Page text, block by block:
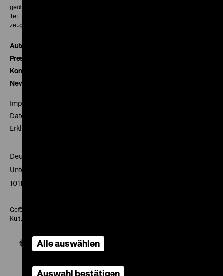
geöffnet 30 Minuten vor Beginn der ersten Vorstellung
Tel. + 49 30 20304-770
zeughauskino@dhm.de
Autor*innen
Presse
Kontakt
Newsletter
Impressum
Datenschutz
Erklärung digitale Barrierefreiheit
Deutsches Historisches Museum
Unter den Linden 2
10117 Berlin
Gefördert mit Mitteln des Beauftragten der Bundesregierung für
Kultur und Medien
Alle auswählen
Auswahl bestätigen